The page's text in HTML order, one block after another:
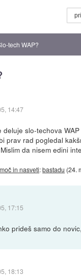
tech WAP?
14:47
deluje slo-techova
prav rad pogledal
da nisem edini
in nasveti:bastadu (24.
17:15
prideš samo do
18:13